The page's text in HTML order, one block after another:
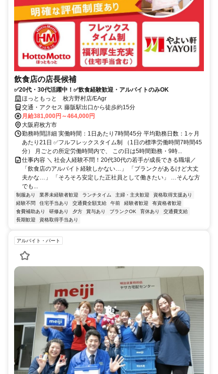
飲食店の店長候補
✅20代・30代活躍中！✅飲食経験歓迎・アルバイトのみOK
ほっともっと 枚方野村店/EAgr
交通・アクセス 藤阪駅出口から徒歩約15分
月給381,000円～464,000円
大阪府枚方市
勤務時間詳細 実働時間：1日あたり7時間45分 平均勤務日数：1ヶ月
あたり21日 ✅フルフレックスタイム制 （1日の標準労働時間7時間45
分） 月ごとの所定労働時間内で、 この日は5時間勤務・9時...
仕事内容 ＼ 社会人経験不問！20代30代の若手が成長できる職場／
「飲食店のアルバイト経験しかない…」 「ブランクがあるけど大丈
夫かな…」 「そろそろ安定した正社員として働きたい」 …そんな方
でも...
制服あり 業界未経験者歓迎 ランチタイム 主婦・主夫歓迎
資格取得支援あり
経験不問
住宅手当あり 交通費全額支給 午前 経験者歓迎
有資格者歓迎
食費補助あり
研修あり 夕方 賞与あり ブランクOK 育休あり
交通費支給
長期歓迎
資格取得手当あり
アルバイト・パート